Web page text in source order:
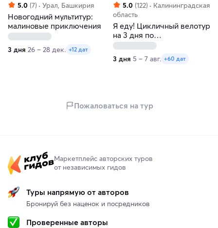
5.0 (7) Урал, Башкирия
Новогодний мультитур:
малиновые приключения
3 дня 26 – 28 дек. +12 дат
5.0 (122)
Калининградская
область
Я еду! Цикличный велотур
на 3 дня по
Калининградской области
3 дня 5 – 7 авг. +60 дат
Пожаловаться на тур
Маркетплейс авторских туров
от независимых гидов
Туры напрямую от авторов
Бронируй без наценок и посредников
Проверенные авторы